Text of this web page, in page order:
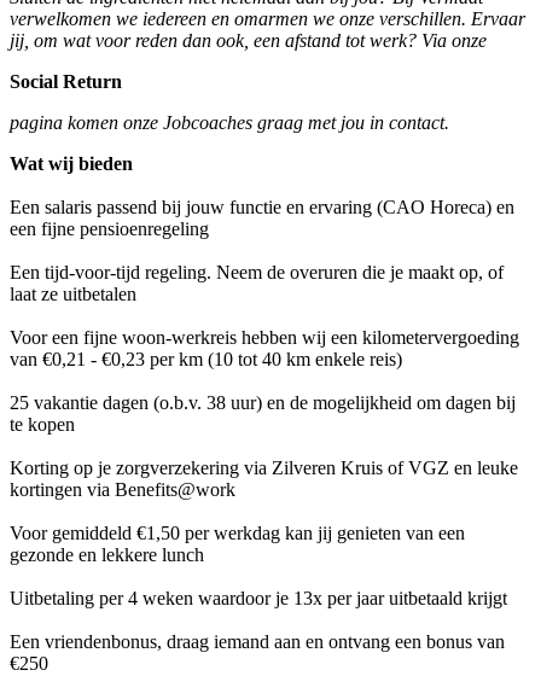
verwelkomen we iedereen en omarmen we onze verschillen. Ervaar
jij, om wat voor reden dan ook, een afstand tot werk? Via onze
Social Return
pagina komen onze Jobcoaches graag met jou in contact.
Wat wij bieden
Een salaris passend bij jouw functie en ervaring (CAO Horeca) en
een fijne pensioenregeling
Een tijd-voor-tijd regeling. Neem de overuren die je maakt op, of
laat ze uitbetalen
Voor een fijne woon-werkreis hebben wij een kilometervergoeding
van €0,21 - €0,23 per km (10 tot 40 km enkele reis)
25 vakantie dagen (o.b.v. 38 uur) en de mogelijkheid om dagen bij
te kopen
Korting op je zorgverzekering via Zilveren Kruis of VGZ en leuke
kortingen via Benefits@work
Voor gemiddeld €1,50 per werkdag kan jij genieten van een
gezonde en lekkere lunch
Uitbetaling per 4 weken waardoor je 13x per jaar uitbetaald krijgt
Een vriendenbonus, draag iemand aan en ontvang een bonus van
€250